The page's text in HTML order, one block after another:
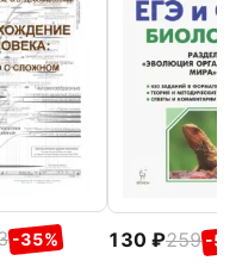
-35% 130 259 -